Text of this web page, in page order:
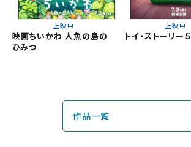
予約を確認する
予約を変更する
近畿
中国・四国
上映中
映画ちいかわ 人魚の島の
ひみつ
上映中
トイ・ストーリー５
作品一覧